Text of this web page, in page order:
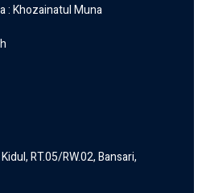
: Khozainatul Muna
RT.05/RW.02, Bansari,